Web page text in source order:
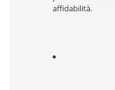
affidabilità.